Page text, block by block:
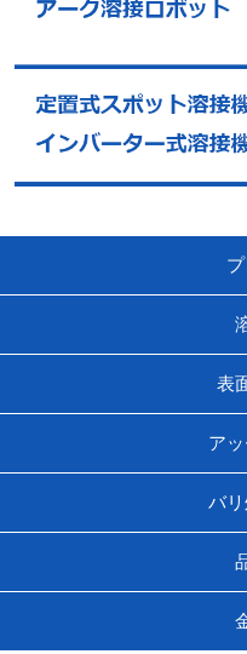
表
ア
バ